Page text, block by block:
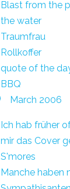
Blast from the
the water
Traumfrau
Rollkoffer
quote of the
BBQ
March 2006
Ich hab früher
mir das Cover
S'mores
Manche haben